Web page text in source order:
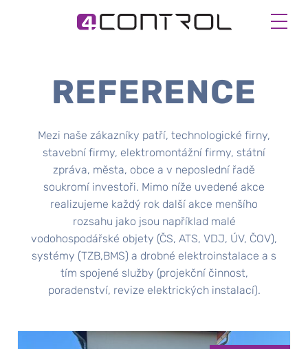
REFERENCE
Mezi naše zákazníky patří, technologické firny,
stavební firmy, elektromontážní firmy, státní
zpráva, města, obce a v neposlední řadě
soukromí investoři. Mimo níže uvedené akce
realizujeme každý rok další akce menšího
rozsahu jako jsou například malé
vodohospodářské objety (ČS, ATS, VDJ, ÚV, ČOV),
systémy (TZB,BMS) a drobné elektroinstalace a s
tím spojené služby (projekční činnost,
poradenství, revize elektrických instalací).